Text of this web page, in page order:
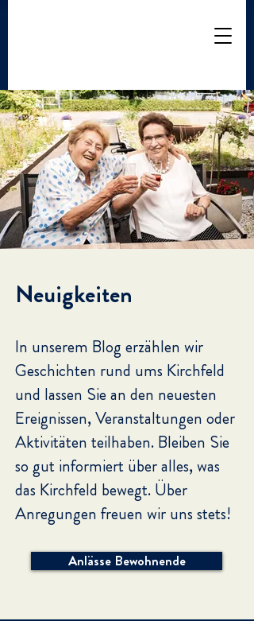
Neuigkeiten
In unserem Blog erzählen wir
Geschichten rund ums Kirchfeld
und lassen Sie an den neuesten
Ereignissen, Veranstaltungen oder
Aktivitäten teilhaben. Bleiben Sie
so gut informiert über alles, was
das Kirchfeld bewegt. Über
Anregungen freuen wir uns stets!
Anlässe Bewohnende